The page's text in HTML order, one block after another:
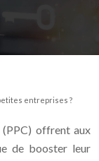
entreprises ?
offrent aux
de booster leur